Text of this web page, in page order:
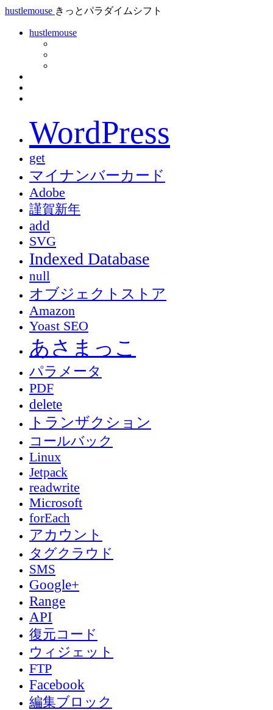
hustlemouse きっとパラダイムシフト
hustlemouse
WordPress
get
マイナンバーカード
Adobe
謹賀新年
add
SVG
Indexed Database
null
オブジェクトストア
Amazon
Yoast SEO
あさまっこ
パラメータ
PDF
delete
トランザクション
コールバック
Linux
Jetpack
readwrite
Microsoft
forEach
アカウント
タグクラウド
SMS
Google+
Range
API
復元コード
ウィジェット
FTP
Facebook
編集ブロック